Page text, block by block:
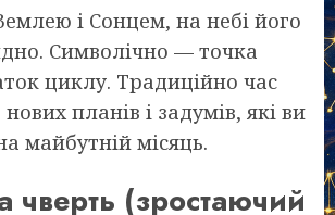
і Сонцем, на небі його
Символічно — точка
циклу. Традиційно час
планів і задумів, які ви
майбутній місяць.
чверть (зростаючий